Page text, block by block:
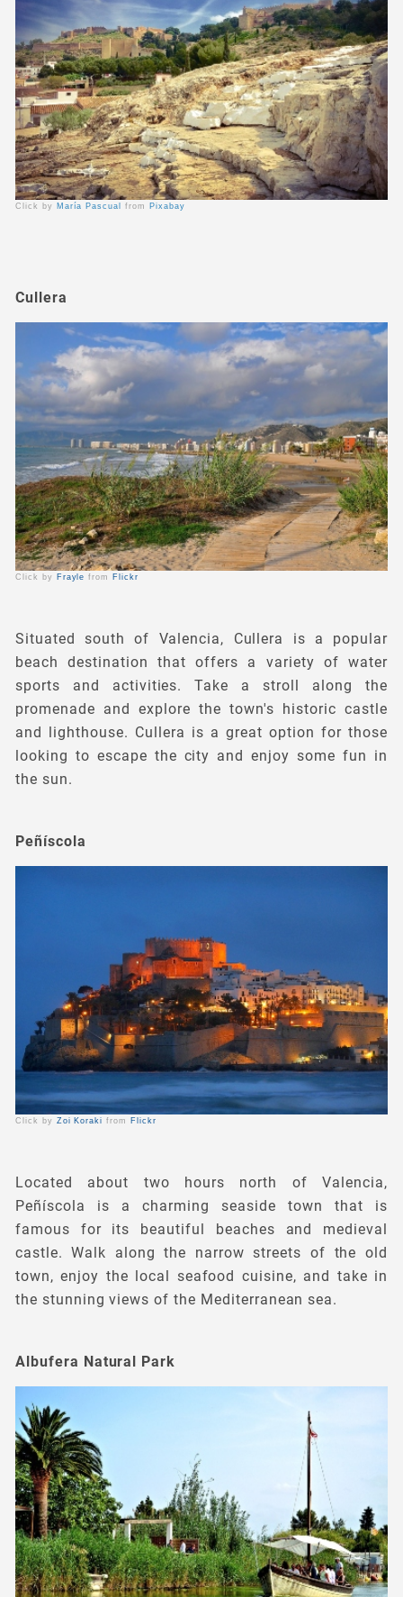
Click by María Pascualfrom Pixabay
Click by Frayle from Flickr
Cullera
Situated south of Valencia, Cullera is a popular
beach destination that offers a variety of water
sports and activities. Take a stroll along the
promenade and explore the town's historic castle
and lighthouse. Cullera is a great option for those
looking to escape the city and enjoy some fun in
the sun.
Click by Zoi Koraki from Flickr
Peñíscola
Located about two hours north of Valencia,
Peñíscola is a charming seaside town that is
famous for its beautiful beaches and medieval
castle. Walk along the narrow streets of the old
town, enjoy the local seafood cuisine, and take in
the stunning views of the Mediterranean sea.
Albufera Natural Park